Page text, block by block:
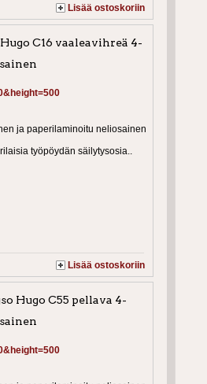
Lisää ostoskoriin
C16 vaaleavihreä 4-
ja paperilaminoitu neliosainen
työpöydän säilytysosia..
Lisää ostoskoriin
Hugo C55 pellava 4-